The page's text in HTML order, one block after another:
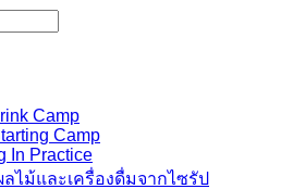
Camp
Camp
In Practice
ไม้และเครื่องดื่มจากไซรัป